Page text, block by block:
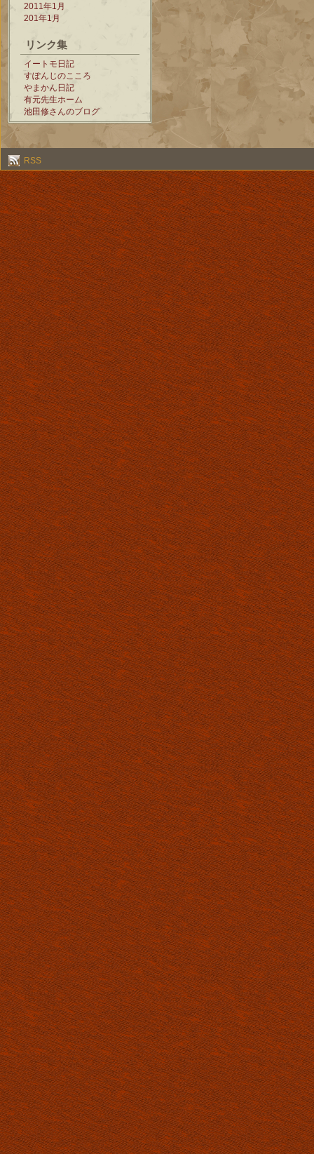
2011年1月
201年1月
リンク集
イートモ日記
すぽんじのこころ
やまかん日記
有元先生ホーム
池田修さんのブログ
RSS